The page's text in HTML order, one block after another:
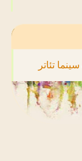
سینما تئاتر